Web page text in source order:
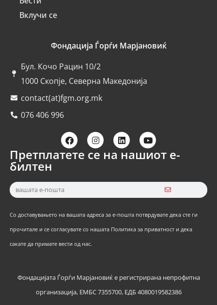
Вклучи се
Фондација Ѓорѓи Марјановиќ
Бул. Кочо Рацин 10/2
1000 Скопје, Северна Македонија
contact(at)fgm.org.mk
076 406 996
Претплатете се на нашиот е-
билтен
Со доставувањето на вашата адреса за е-пошта потврдувате дека сте ги
прочитале и се согласувате со нашата Политика за приватност и дека
сакате да примате вести од нас.
Фондацијата Ѓорѓи Марјановиќ е регистрирана непрофитна
организација, ЕМБС 7355700, ЕДБ 4080019582386